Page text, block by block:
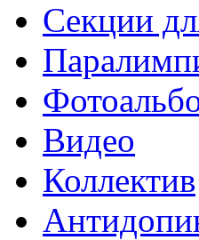
Секции
Видео
Коллектив